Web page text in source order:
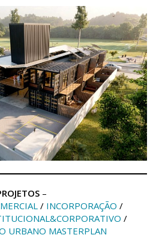
–
/ INCORPORAÇÃO /
/
URBANO MASTERPLAN